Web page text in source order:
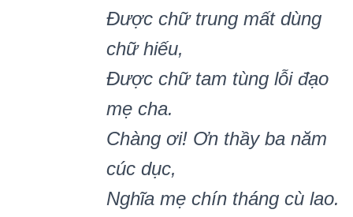
Được chữ trung mất dùng
chữ hiếu,
Được chữ tam tùng lỗi đạo
mẹ cha.
Chàng ơi! Ơn thầy ba năm
cúc dục,
Nghĩa mẹ chín tháng cù lao.